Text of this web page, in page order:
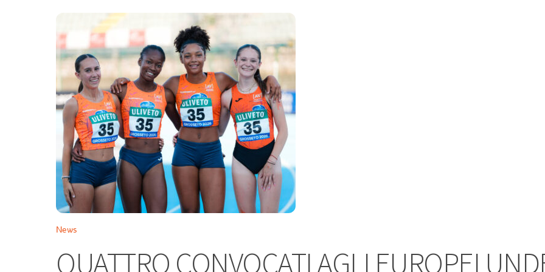
News
QUATTRO CONVOCATI AGLI EUROPEI